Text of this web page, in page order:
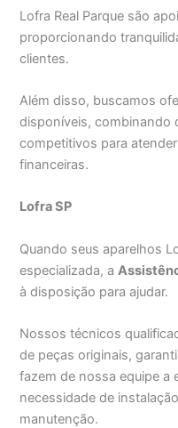
Lofra Real Parque são
proporcionando
clientes.
Além disso, buscamos
disponíveis, combinando
competitivos para
financeiras.
Lofra SP
Quando seus aparelhos
especializada, a
à disposição para ajudar.
Nossos técnicos
de peças originais,
fazem de nossa equipe a
necessidade de
manutenção.